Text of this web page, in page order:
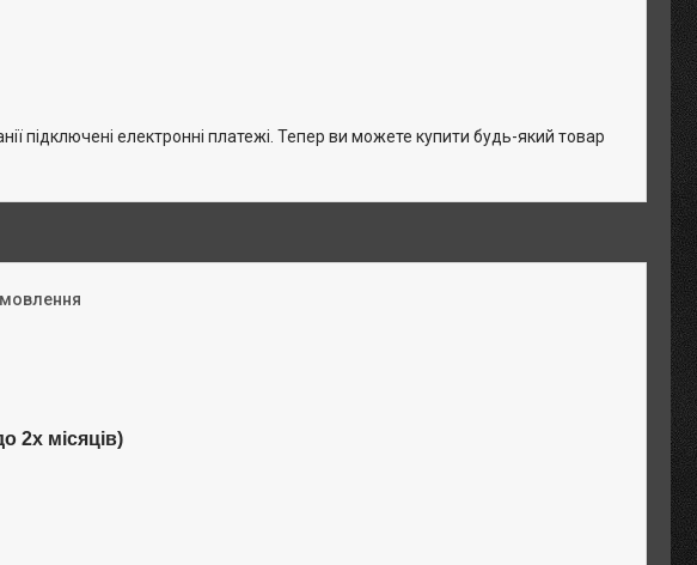
підключені електронні платежі. Тепер ви можете купити будь-який товар
2х місяців)